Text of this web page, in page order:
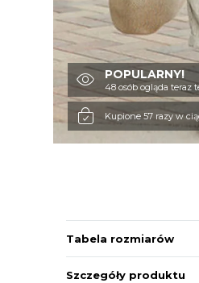
POPULARNY!
48 osób ogląda teraz
Kupione 57 razy w
Tabela rozmiarów
Szczegóły produktu